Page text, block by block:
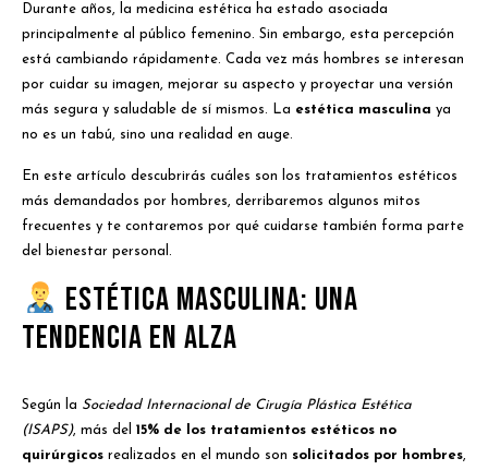
Durante años, la medicina estética ha estado asociada
principalmente al público femenino. Sin embargo, esta percepción
está cambiando rápidamente. Cada vez más hombres se interesan
por cuidar su imagen, mejorar su aspecto y proyectar una versión
más segura y saludable de sí mismos. La estética masculina ya
no es un tabú, sino una realidad en auge.
En este artículo descubrirás cuáles son los tratamientos estéticos
más demandados por hombres, derribaremos algunos mitos
frecuentes y te contaremos por qué cuidarse también forma parte
del bienestar personal.
Estética masculina: una
tendencia en alza
Según la Sociedad Internacional de Cirugía Plástica Estética
(ISAPS), más del 15% de los tratamientos estéticos no
quirúrgicos realizados en el mundo son solicitados por hombres,